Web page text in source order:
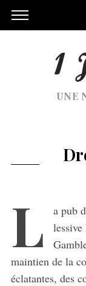
UNE
L
a pub
maintien de la
éclatantes, des